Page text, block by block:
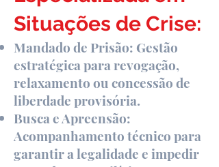
Situações de Crise:
Mandado de Prisão: Gestão
estratégica para revogação,
relaxamento ou concessão de
liberdade provisória.
Busca e Apreensão:
Acompanhamento técnico para
garantir a legalidade e impedir